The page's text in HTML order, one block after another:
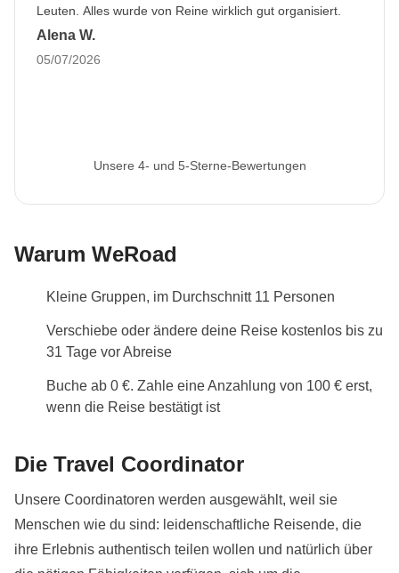
Als WeRoader respektieren wir die lokalen
Traditionen und erleben die Kulturen gerne hautnah!
Informationen zum privaten Zimmer
Leuten. Alles wurde von Reine wirklich gut organisiert.
Alena W.
05/07/2026
Unsere 4- und 5-Sterne-Bewertungen
Warum WeRoad
Kleine Gruppen, im Durchschnitt 11 Personen
Verschiebe oder ändere deine Reise kostenlos bis zu
31 Tage vor Abreise
Buche ab 0 €. Zahle eine Anzahlung von 100 € erst,
wenn die Reise bestätigt ist
Die Travel Coordinator
Unsere Coordinatoren werden ausgewählt, weil sie
Menschen wie du sind: leidenschaftliche Reisende, die
ihre Erlebnis authentisch teilen wollen und natürlich über